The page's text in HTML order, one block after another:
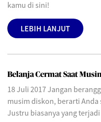
kamu di sini!
LEBIH LANJUT
Belanja Cermat Saat
18 Juli 2017 Jangan
musim diskon, berarti
Justru biasanya yang